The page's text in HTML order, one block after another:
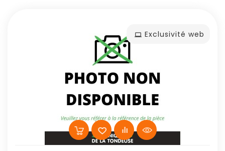
Exclusivité web